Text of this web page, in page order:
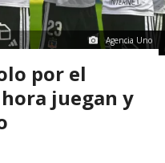
Agencia Uno
por el
juegan y